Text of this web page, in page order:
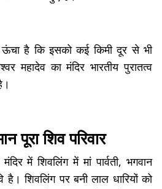
है कि इसको कई किमी दूर से भी
महादेव का मंदिर भारतीय पुरातत्व
पूरा शिव परिवार
में शिवलिंग में मां पार्वती, भगवान
शिवलिंग पर बनी लाल धारियों को